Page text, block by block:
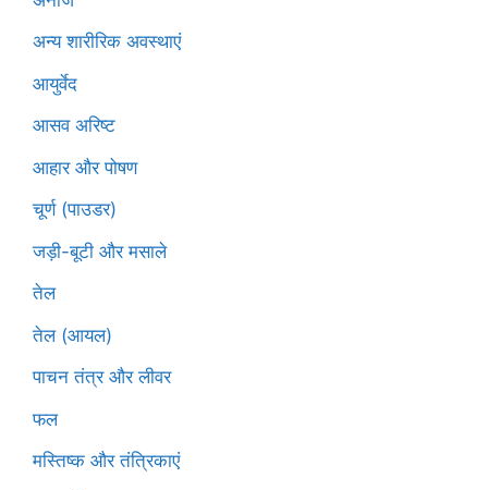
अन्य शारीरिक अवस्थाएं
आयुर्वेद
आसव अरिष्ट
आहार और पोषण
चूर्ण (पाउडर)
जड़ी-बूटी और मसाले
तेल
तेल (आयल)
पाचन तंत्र और लीवर
फल
मस्तिष्क और तंत्रिकाएं